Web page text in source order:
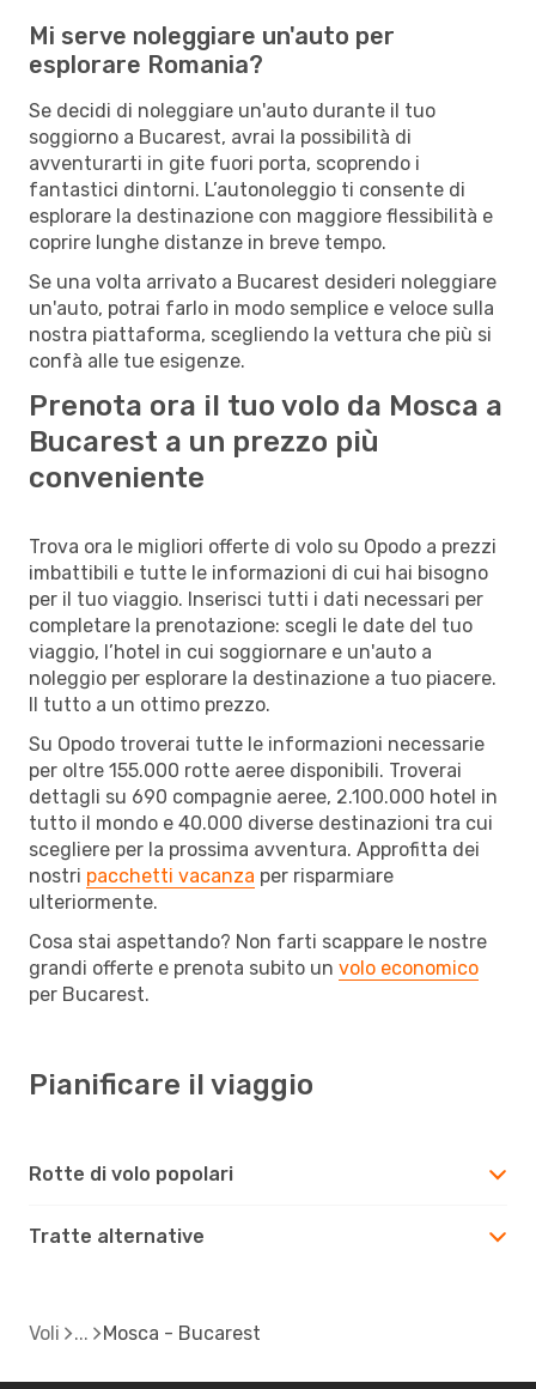
Mi serve noleggiare un'auto per
esplorare Romania?
Se decidi di noleggiare un'auto durante il tuo
soggiorno a Bucarest, avrai la possibilità di
avventurarti in gite fuori porta, scoprendo i
fantastici dintorni. L’autonoleggio ti consente di
esplorare la destinazione con maggiore flessibilità e
coprire lunghe distanze in breve tempo.
Se una volta arrivato a Bucarest desideri noleggiare
un'auto, potrai farlo in modo semplice e veloce sulla
nostra piattaforma, scegliendo la vettura che più si
confà alle tue esigenze.
Prenota ora il tuo volo da Mosca a
Bucarest a un prezzo più
conveniente
Trova ora le migliori offerte di volo su Opodo a prezzi
imbattibili e tutte le informazioni di cui hai bisogno
per il tuo viaggio. Inserisci tutti i dati necessari per
completare la prenotazione: scegli le date del tuo
viaggio, l’hotel in cui soggiornare e un'auto a
noleggio per esplorare la destinazione a tuo piacere.
Il tutto a un ottimo prezzo.
Su Opodo troverai tutte le informazioni necessarie
per oltre 155.000 rotte aeree disponibili. Troverai
dettagli su 690 compagnie aeree, 2.100.000 hotel in
tutto il mondo e 40.000 diverse destinazioni tra cui
scegliere per la prossima avventura. Approfitta dei
nostri pacchetti vacanza per risparmiare
ulteriormente.
Cosa stai aspettando? Non farti scappare le nostre
grandi offerte e prenota subito un volo economico
per Bucarest.
Pianificare il viaggio
Rotte di volo popolari
Tratte alternative
Voli Mosca - Bucarest